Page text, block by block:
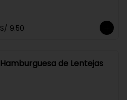
S/ 9.50
Hamburguesa de Lentejas